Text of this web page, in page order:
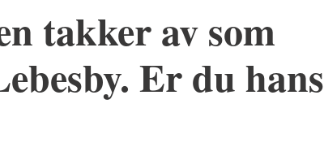
takker av som
Er du hans